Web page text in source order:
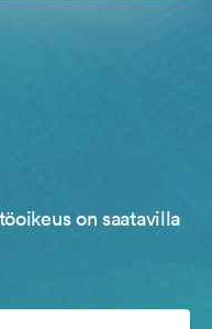
on saatavilla